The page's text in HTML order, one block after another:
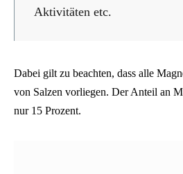
Aktivitäten etc.
Dabei gilt zu beachten, dass alle
von Salzen vorliegen. Der Anteil an
nur 15 Prozent.